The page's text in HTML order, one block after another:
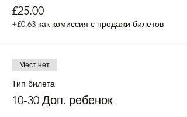
£25.00
+£0.63 как комиссия с продажи билетов
Мест нет
Тип билета
10-30 Доп. ребенок